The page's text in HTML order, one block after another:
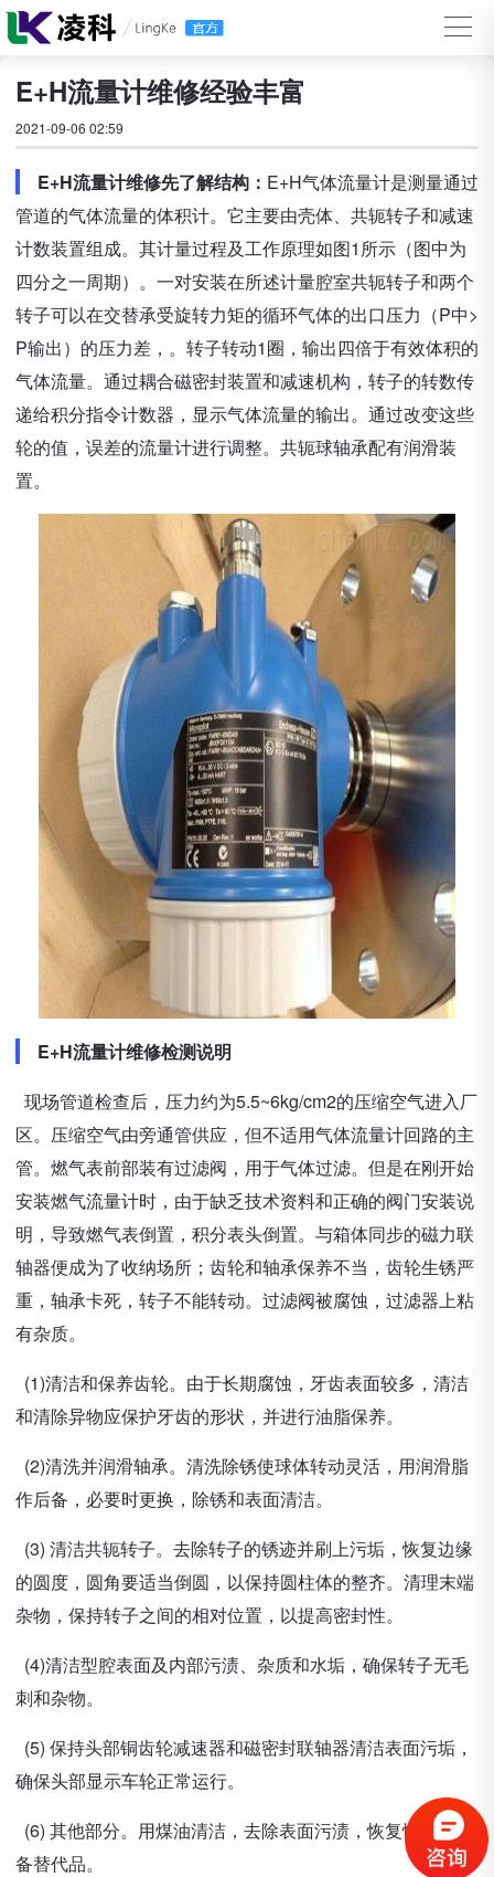
E+H流量计维修经验丰富
2021-09-06 02:59
E+H流量计维修先了解结构： E+H气体流量计是测量通过
管道的气体流量的体积计。它主要由壳体、共轭转子和减速
计数装置组成。其计量过程及工作原理如图1所示（图中为
四分之一周期）。一对安装在所述计量腔室共轭转子和两个
转子可以在交替承受旋转力矩的循环气体的出口压力（P中>
P输出）的压力差，。转子转动1圈，输出四倍于有效体积的
气体流量。通过耦合磁密封装置和减速机构，转子的转数传
递给积分指令计数器，显示气体流量的输出。通过改变这些
轮的值，误差的流量计进行调整。共轭球轴承配有润滑装
置。
E+H流量计维修检测说明
现场管道检查后，压力约为5.5~6kg/cm2的压缩空气进入厂
区。压缩空气由旁通管供应，但不适用气体流量计回路的主
管。燃气表前部装有过滤阀，用于气体过滤。但是在刚开始
安装燃气流量计时，由于缺乏技术资料和正确的阀门安装说
明，导致燃气表倒置，积分表头倒置。与箱体同步的磁力联
轴器便成为了收纳场所；齿轮和轴承保养不当，齿轮生锈严
重，轴承卡死，转子不能转动。过滤阀被腐蚀，过滤器上粘
有杂质。
(1)清洁和保养齿轮。由于长期腐蚀，牙齿表面较多，清洁
和清除异物应保护牙齿的形状，并进行油脂保养。
(2)清洗并润滑轴承。清洗除锈使球体转动灵活，用润滑脂
作后备，必要时更换，除锈和表面清洁。
(3) 清洁共轭转子。去除转子的锈迹并刷上污垢，恢复边缘
的圆度，圆角要适当倒圆，以保持圆柱体的整齐。清理末端
杂物，保持转子之间的相对位置，以提高密封性。
(4)清洁型腔表面及内部污渍、杂质和水垢，确保转子无毛
刺和杂物。
(5) 保持头部铜齿轮减速器和磁密封联轴器清洁表面污垢，
确保头部显示车轮正常运行。
(6) 其他部分。用煤油清洁，去除表面污渍，恢复性能或准
备替代品。